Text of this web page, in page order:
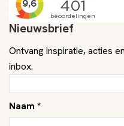
Nieuwsbrief
Ontvang inspiratie, acties
inbox.
Naam *